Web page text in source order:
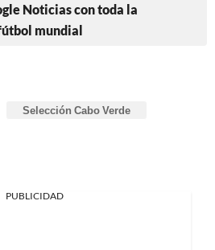
Noticias con toda la
mundial
Selección Cabo Verde
PUBLICIDAD